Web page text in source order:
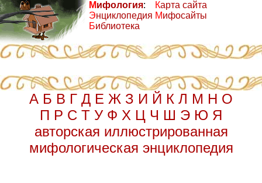
Мифология:
Энциклопедия
Библиотека
Карта сайта
Мифосайты
А Б В Г Д Е Ж З И Й К Л М Н О
П Р С Т У Ф Х Ц Ч Ш Э Ю Я
авторская иллюстрированная
мифологическая энциклопедия